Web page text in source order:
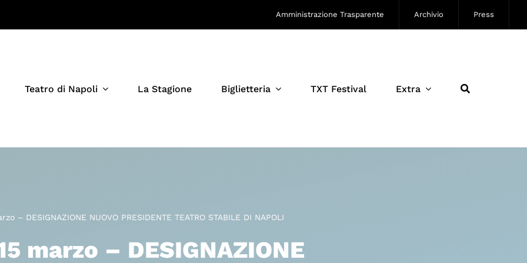
Amministrazione Trasparente Archivio Press
Teatro di Napoli La Stagione Biglietteria TXT Festival Extra
– DESIGNAZIONE NUOVO PRESIDENTE TEATRO STABILE DI NAPOLI
marzo – DESIGNAZIONE